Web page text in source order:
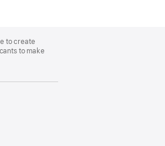
to create
to make